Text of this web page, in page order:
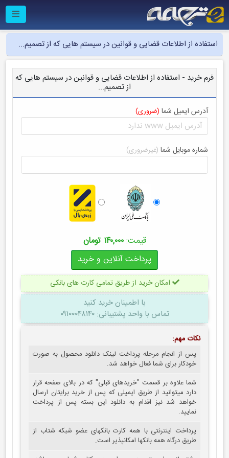
استفاده از اطلاعات قضایی و قوانین در سیستم هایی که از تصمیم...
فرم خرید - استفاده از اطلاعات قضایی و قوانین در سیستم هایی که
از تصمیم...
آدرس ایمیل شما (ضروری)
شماره موبایل شما (غیرضروری)
قیمت:۱۴۰,۰۰۰ تومان
امکان خرید از طریق تمامی کارت های بانکی
با اطمینان خرید کنید
تماس با واحد پشتیبانی: ۰۹۱۰۰۰۴۸۱۴۰
نکات مهم:
پس از انجام مرحله پرداخت لینک دانلود محصول به صورت
خودکار برای شما فعال خواهد شد.
شما علاوه بر قسمت "خریدهای قبلی" که در بالای صفحه قرار
دارد میتوانید از طریق ایمیلی که پس از خرید برایتان ارسال
خواهد شد نیز اقدام به دانلود این بسته پس از پرداخت
نمایید.
پرداخت اینترنتی با همه کارت بانکهای عضو شبکه شتاب از
طریق درگاه همه بانکها امکانپذیر است.